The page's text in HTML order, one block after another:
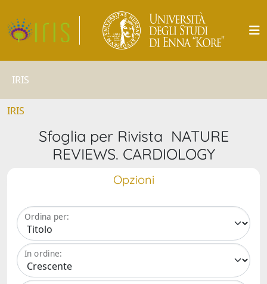
IRIS
IRIS
Sfoglia per Rivista NATURE
REVIEWS. CARDIOLOGY
Opzioni
Ordina per:
In ordine: